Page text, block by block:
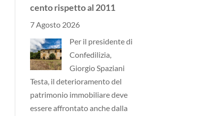
cento rispetto al 2011
7 Agosto 2026
Per il presidente di
Confedilizia,
Giorgio Spaziani
Testa, il deterioramento del
patrimonio immobiliare deve
essere affrontato anche dalla